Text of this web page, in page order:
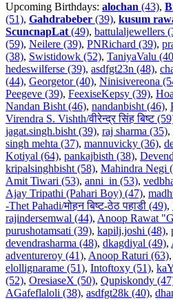
Upcoming Birthdays: alochan (43),
(51), Gahdrabeber (39), kusum
ScuncnapLat(49), battulaljewellers
(59), Neilere (39), PNRichard (39),
(38), Swistidowk (52), TaniyaValu
hedeswilferse (39), asdfgt23n (48),
(44), Georgetor (40), Ninisivereona
Peegeve (39), FeexiseKepsy (39),
Nandan Bisht (46), nandanbisht (46),
Virendra S. Vishth/वीरेन्द्र सिंह बिष्ट
jagat.singh.bisht (39), raj sharma (35),
singh mehta (37), mannuvicky (36),
Kotiyal (64), pankajbisth (38),
kripalsinghbisht (58), Mahindra Negi
Amit Tiwari (53), anni_in (53),
Ajay Tripathi (Pahari Boy) (47),
-Thet Pahadi/मोहन बिष्ट-ठेठ पहाडी (49),
rajindersemwal (44), Anoop Rawat
purushotamsati (39), kapilj.joshi (48),
devendrasharma (48), dkagdiyal (49),
adventureroy (41), Anoop Raturi (63),
elollignarame (51), Intoftoxy (51),
(52), OresiaseX (50), Qupiskondy
AGafeflaloli (38), asdfgt28k (40),